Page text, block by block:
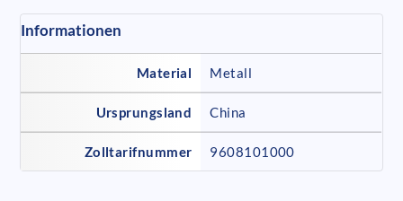
Informationen
Material Metall
Ursprungsland China
Zolltarifnummer 9608101000